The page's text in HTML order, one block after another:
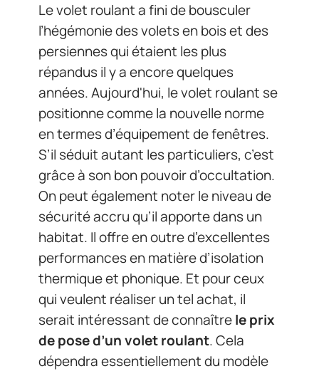
Le volet roulant a fini de bousculer
l’hégémonie des volets en bois et des
persiennes qui étaient les plus
répandus il y a encore quelques
années. Aujourd'hui, le volet roulant se
positionne comme la nouvelle norme
en termes d’équipement de fenêtres.
S’il séduit autant les particuliers, c’est
grâce à son bon pouvoir d’occultation.
On peut également noter le niveau de
sécurité accru qu’il apporte dans un
habitat. Il offre en outre d’excellentes
performances en matière d’isolation
thermique et phonique. Et pour ceux
qui veulent réaliser un tel achat, il
serait intéressant de connaîtrele prix
de pose d’un volet roulant. Cela
dépendra essentiellement du modèle